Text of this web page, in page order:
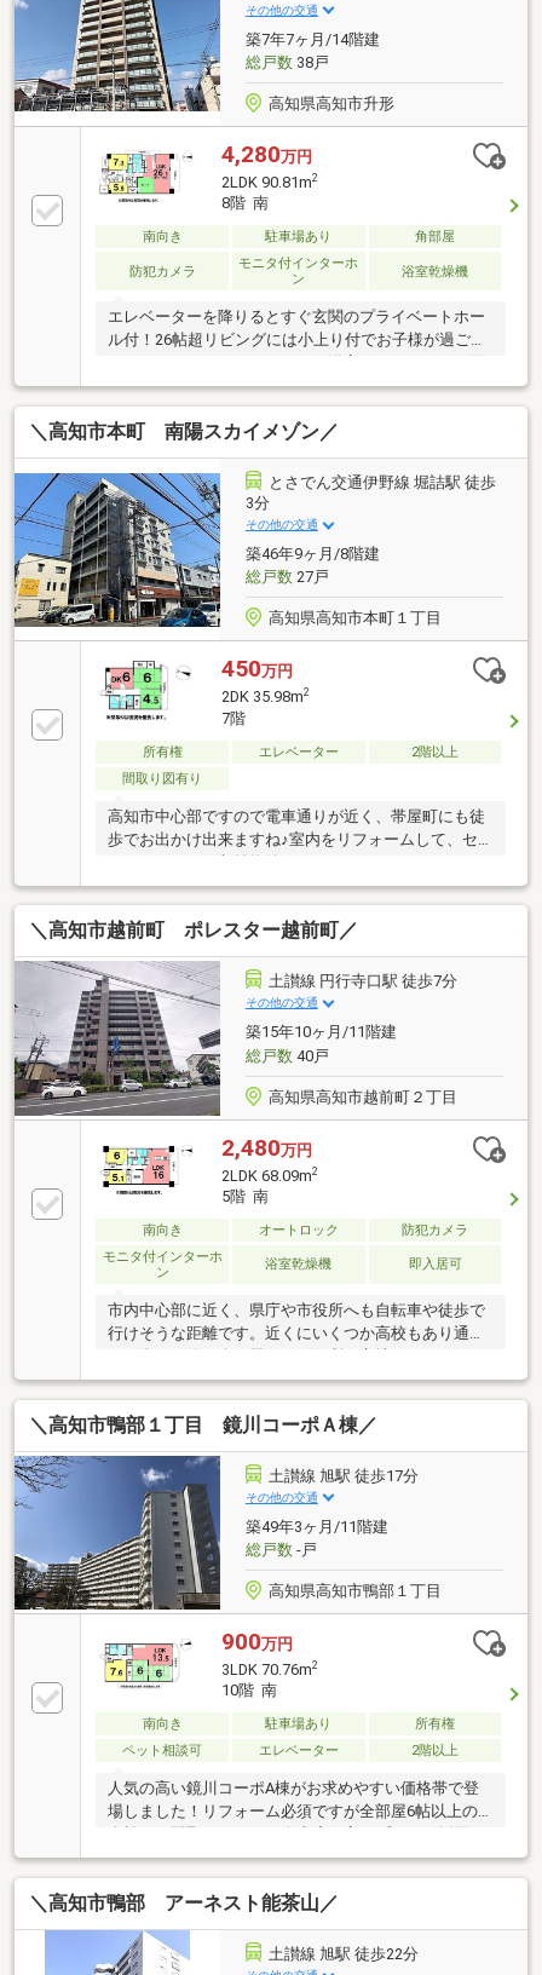
その他の交通
築7年7ヶ月/14階建
総戸数38戸
高知県高知市升形
4,280万円
2LDK 90.81m2
8階 南
南向き 駐車場あり 角部屋
防犯カメラ
モニタ付インターホ
ン
浴室乾燥機
エレベーターを降りるとすぐ玄関のプライベートホー
ル付！26帖超リビングには小上り付でお子様が過ごす
した角部屋なのでしっかりと換気できそうですね♪
＼高知市本町 南陽スカイメゾン／
とさでん交通伊野線 堀詰駅 徒歩
3分
その他の交通
築46年9ヶ月/8階建
総戸数27戸
高知県高知市本町１丁目
450万円
2DK 35.98m2
7階
所有権 エレベーター
2階以上
間取り図有り
高知市中心部ですので電車通りが近く、帯屋町にも徒
歩でお出かけ出来ますね♪室内をリフォームして、セ
カンドハウス、収益物件としてもおススメです♪
＼高知市越前町 ポレスター越前町／
土讃線 円行寺口駅 徒歩7分
その他の交通
築15年10ヶ月/11階建
総戸数40戸
高知県高知市越前町２丁目
2,480万円
2LDK 68.09m2
5階 南
南向き オートロック
防犯カメラ
モニタ付インターホ
ン
浴室乾燥機 即入居可
市内中心部に近く、県庁や市役所へも自転車や徒歩で
行けそうな距離です。近くにいくつか高校もあり通学
＼高知市鴨部１丁目 鏡川コーポＡ棟／
土讃線 旭駅 徒歩17分
その他の交通
築49年3ヶ月/11階建
総戸数-戸
高知県高知市鴨部１丁目
900万円
3LDK 70.76m2
10階 南
南向き 駐車場あり
所有権
ペット相談可
エレベーター 2階以上
人気の高い鏡川コーポA棟がお求めやすい価格帯で登
場しました！リフォーム必須ですが全部屋6帖以上の
きそうですリフォームのご相談承っております！
＼高知市鴨部 アーネスト能茶山／
土讃線 旭駅 徒歩22分